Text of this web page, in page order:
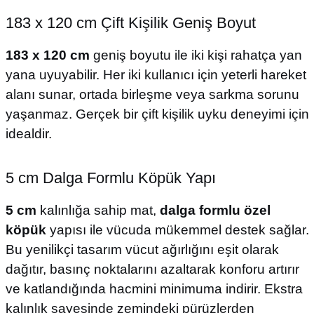
183 x 120 cm Çift Kişilik Geniş Boyut
183 x 120 cm geniş boyutu ile iki kişi rahatça yan
yana uyuyabilir. Her iki kullanıcı için yeterli hareket
alanı sunar, ortada birleşme veya sarkma sorunu
yaşanmaz. Gerçek bir çift kişilik uyku deneyimi için
idealdir.
5 cm Dalga Formlu Köpük Yapı
5 cm kalınlığa sahip mat, dalga formlu özel
köpük yapısı ile vücuda mükemmel destek sağlar.
Bu yenilikçi tasarım vücut ağırlığını eşit olarak
dağıtır, basınç noktalarını azaltarak konforu artırır
ve katlandığında hacmini minimuma indirir. Ekstra
kalınlık sayesinde zemindeki pürüzlerden